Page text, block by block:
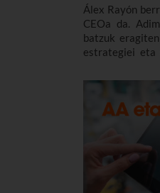
Álex Rayón
CEOa da.
batzuk
estrategiei eta